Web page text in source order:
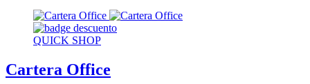
QUICK SHOP
Cartera Office